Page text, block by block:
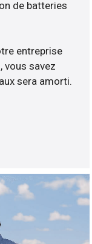
de batteries
entreprise
, vous savez
sera amorti.